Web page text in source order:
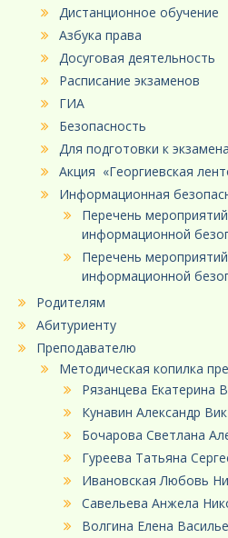
Дистанционное обучение
Азбука права
Досуговая деятельность
Расписание экзаменов
ГИА
Безопасность
Для подготовки к
Акция «Георгиевская
Информационная
Перечень
информационной
Перечень
информационной
Родителям
Абитуриенту
Преподавателю
Методическая копилка
Рязанцева Екатерина
Кунавин Александр
Бочарова Светлана
Гуреева Татьяна
Ивановская Любовь
Савельева Анжела
Волгина Елена